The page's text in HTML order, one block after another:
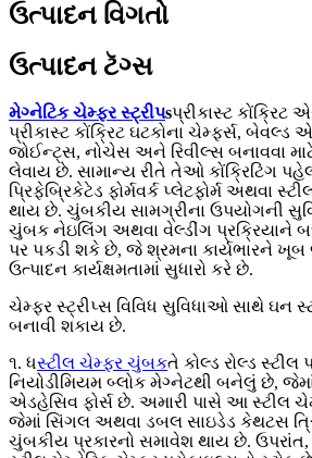
ઉત્પાદન વિગતો
ઉત્પાદન ટૅગ્સ
મેગ્નેટિક ચેમ્ફર સ્ટ્રીપsપ્રીકાસ્ટ કોંક્રિટ
પ્રીકાસ્ટ કોંક્રિટ ઘટકોના ચેમ્ફર્સ, બેવલ્ડ
જોઈન્ટ્સ, નોચેસ અને રિવીલ્સ બનાવવા માટે
લેવાય છે. સામાન્ય રીતે તેઓ કોંક્રિટિંગ
પ્રિફેબ્રિકેટેડ ફોર્મવર્ક પ્લેટફોર્મ અથવા
થાય છે. ચુંબકીય સામગ્રીના ઉપયોગની
ચુંબક નેઇલિંગ અથવા વેલ્ડીંગ પ્રક્રિયાને
પર પકડી શકે છે, જે શ્રમના કાર્યભારને
ઉત્પાદન કાર્યક્ષમતામાં સુધારો કરે છે.
ચેમ્ફર સ્ટ્રીપ્સ વિવિધ સુવિધાઓ સાથે ઘન
બનાવી શકાય છે.
૧. ધસ્ટીલ ચેમ્ફર ચુંબકતે કોલ્ડ રોલ્ડ
નિયોડીમિયમ બ્લોક મેગ્નેટથી બનેલું છે,
એડહેસિવ ફોર્સ છે. અમારી પાસે આ સ્ટીલ
જેમાં સિંગલ અથવા ડબલ સાઇડેડ કેથટસ
ચુંબકીય પ્રકારનો સમાવેશ થાય છે. ઉપરાંત,